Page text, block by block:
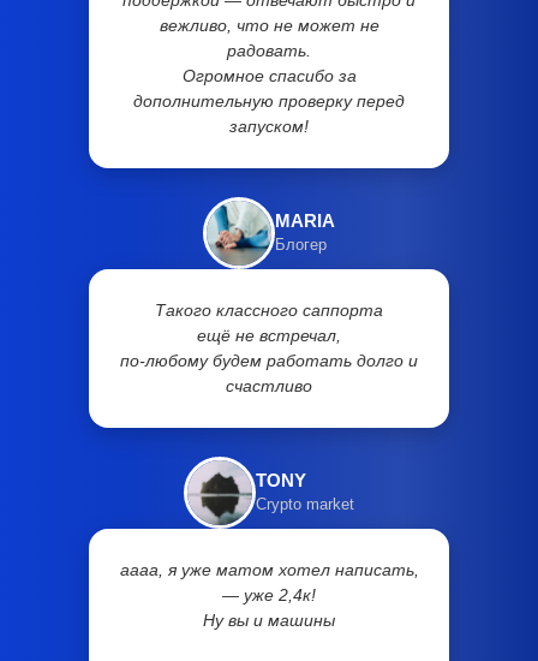
вежливо, что не может не
радовать.
Огромное спасибо за
дополнительную проверку перед
запуском!
MARIA
Блогер
Такого классного саппорта
ещё не встречал,
по-любому будем работать долго и
счастливо
TONY
Crypto market
аааа, я уже матом хотел написать,
— уже 2,4к!
Ну вы и машины